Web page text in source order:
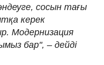
сосын тағы
керек
Модернизация
бар", – дейді